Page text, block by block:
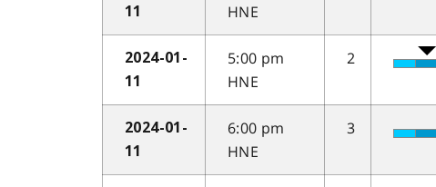
11
HNE
2024-01-
11
5:00 pm
HNE
2
2024-01-
11
6:00 pm
HNE
3